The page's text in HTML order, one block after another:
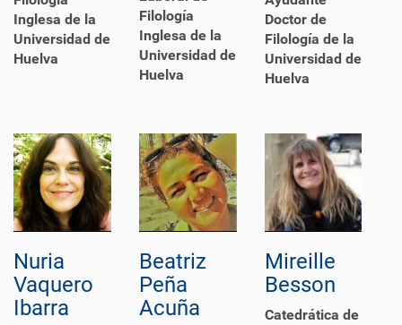
Inglesa de la
Universidad de
Huelva
Filología
Inglesa de la
Universidad de
Huelva
Doctor de
Filología de la
Universidad de
Huelva
Nuria
Vaquero
Ibarra
Beatriz
Peña
Acuña
Mireille
Besson
Catedrática de